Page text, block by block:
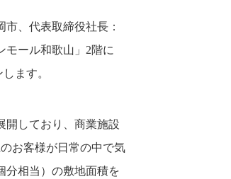
、代表取締役社長：
モール和歌山」2階に
ます。
開しており、商業施設
お客様が日常の中で気
相当） の敷地面積を